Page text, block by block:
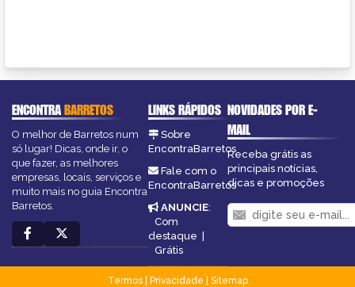
ENCONTRABARRETOS
O melhor de Barretos num
só lugar! Dicas, onde ir, o
que fazer, as melhores
empresas, locais, serviços e
muito mais no guia Encontra
Barretos.
LINKS RÁPIDOS
Sobre
EncontraBarretos
Fale com o
EncontraBarretos
ANUNCIE:
Com
destaque |
Grátis
NOVIDADES POR E-
MAIL
Receba grátis as
principais notícias,
dicas e promoções
Termos| Privacidade
Sitemap